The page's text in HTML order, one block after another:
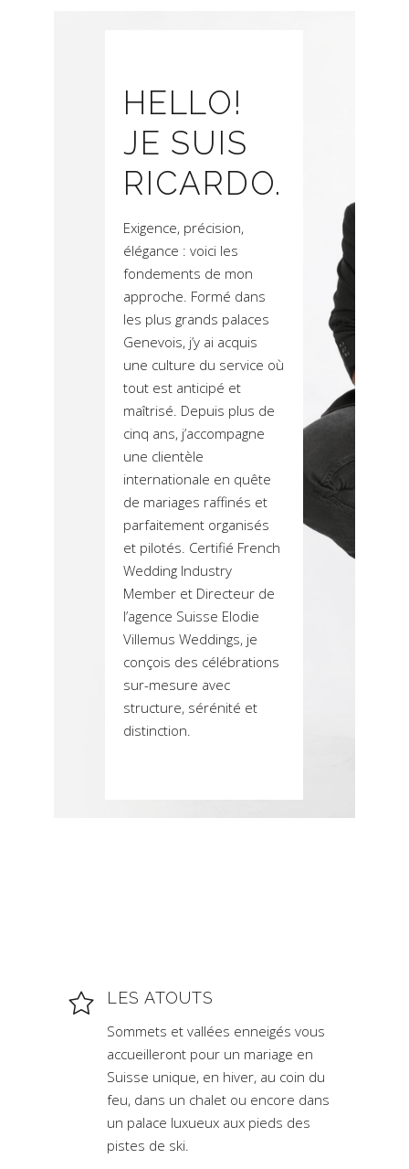
HELLO!
JE SUIS
RICARDO.
Exigence, précision,
élégance : voici les
fondements de mon
approche. Formé dans
les plus grands palaces
Genevois, j’y ai acquis
une culture du service où
tout est anticipé et
maîtrisé. Depuis plus de
cinq ans, j’accompagne
une clientèle
internationale en quête
de mariages raffinés et
parfaitement organisés
et pilotés. Certifié French
Wedding Industry
Member et Directeur de
l’agence Suisse Elodie
Villemus Weddings, je
conçois des célébrations
sur-mesure avec
structure, sérénité et
distinction.
LES ATOUTS
Sommets et vallées enneigés vous
accueilleront pour un mariage en
Suisse unique, en hiver, au coin du
feu, dans un chalet ou encore dans
un palace luxueux aux pieds des
pistes de ski.